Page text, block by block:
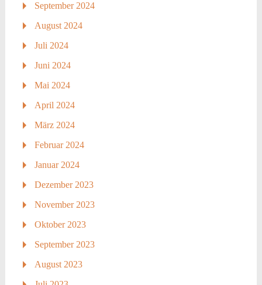
September 2024
August 2024
Juli 2024
Juni 2024
Mai 2024
April 2024
März 2024
Februar 2024
Januar 2024
Dezember 2023
November 2023
Oktober 2023
September 2023
August 2023